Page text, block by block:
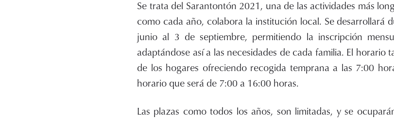
Se trata del Sarantontón 2021, una de las actividades más
como cada año, colabora la institución local. Se desarrollará
junio al 3 de septiembre, permitiendo la inscripción
adaptándose así a las necesidades de cada familia. El horario
de los hogares ofreciendo recogida temprana a las 7:00
horario que será de 7:00 a 16:00 horas.
Las plazas como todos los años, son limitadas, y se